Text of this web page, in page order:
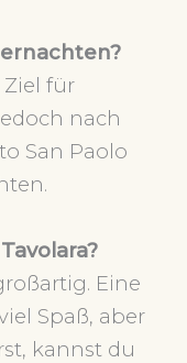
Ziel für
nach
San Paolo
Eine
Spaß, aber
kannst du